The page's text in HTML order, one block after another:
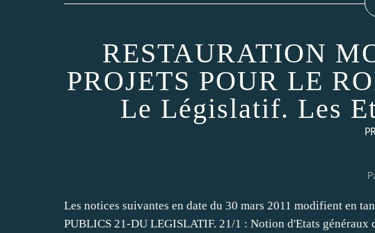
RESTAURATION
PROJETS POUR LE
Le Législatif. Les
Les notices suivantes en date du 30 mars 2011 modifient en
PUBLICS 21-DU LEGISLATIF. 21/1 : Notion d'Etats généraux